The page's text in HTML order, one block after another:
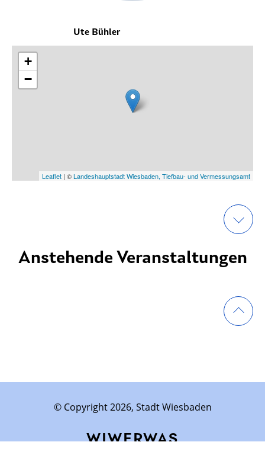
Ute Bühler
+
−
Leaflet | ©Landeshauptstadt Wiesbaden, Tiefbau- und Vermessungsamt
Anstehende Veranstaltungen
© Copyright 2026, Stadt Wiesbaden
WIWERWAS